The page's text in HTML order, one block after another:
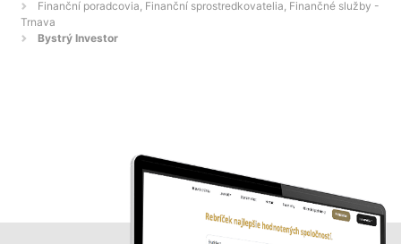
Finanční poradcovia, Finanční sprostredkovatelia, Finančné služby -
Trnava
Bystrý Investor